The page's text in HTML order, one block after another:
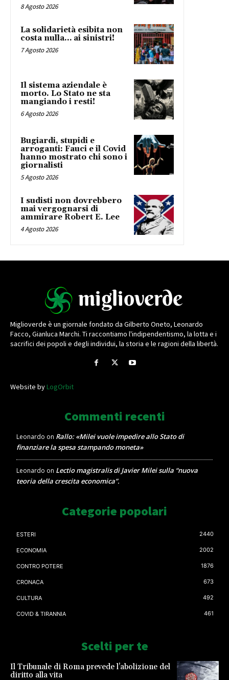
8 Agosto 2026
La solidarietà esibita non
costa nulla… ai sinistri!
7 Agosto 2026
Il sistema aziendale è
morto. Lo Stato ne sta
mangiando i resti!
6 Agosto 2026
Bugiardi, stupidi e
arroganti: Fauci e il Covid
hanno mostrato chi sono i
giornalisti
5 Agosto 2026
I sudisti non dovrebbero
mai vergognarsi di
ammirare Robert E. Lee
4 Agosto 2026
Miglioverde è un giornale fondato da Gilberto Oneto, Leonardo
Facco, Gianluca Marchi. Ti raccontiamo l'indipendentismo, la lotta e i
sacrifici dei popoli e degli individui, la storia e le ragioni della libertà.
Website byLogOrbit
Commenti recenti
Leonardo on Rallo: «Milei vuole impedire allo Stato di
finanziare la spesa stampando moneta»
Leonardo on Lectio magistralis di Javier Milei sulla “nuova
teoria della crescita economica”.
Categorie popolari
ESTERI 2440
ECONOMIA 2002
CONTRO POTERE 1876
CRONACA 673
CULTURA 492
COVID & TIRANNIA 461
Scelti per te
Il Tribunale di Roma prevede l’abolizione del
diritto alla vita